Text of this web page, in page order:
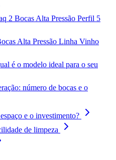
2 Bocas Alta Pressão Perfil 5
Alta Pressão Linha Vinho
é o modelo ideal para o seu
número de bocas e o
e o investimento?
de limpeza